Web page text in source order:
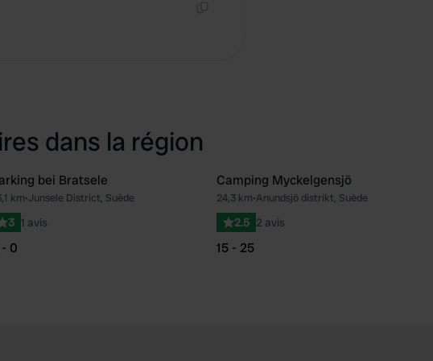
dans la région
Préféré
bei Bratsele
km•Junsele District, Suède
3 1 avis
0
Camping Myckelgensjö
24,3 km•Anundsjö distrikt, Suède
2.5 2 avis
15 - 25